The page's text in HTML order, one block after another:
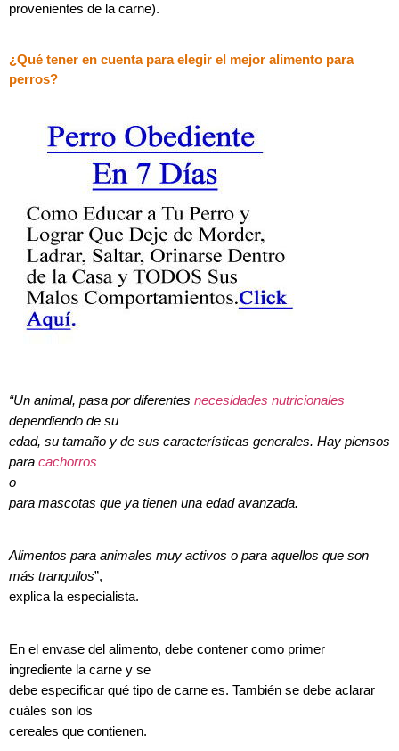
provenientes de la carne).
¿Qué tener en cuenta para elegir el mejor alimento para
perros?
“Un animal, pasa por diferentes necesidades nutricionales
dependiendo de su
edad, su tamaño y de sus características generales. Hay piensos
para cachorros
o
para mascotas que ya tienen una edad avanzada.
Alimentos para animales muy activos o para aquellos que son
más tranquilos”,
explica la especialista.
En el envase del alimento, debe contener como primer
ingrediente la carne y se
debe especificar qué tipo de carne es. También se debe aclarar
cuáles son los
cereales que contienen.